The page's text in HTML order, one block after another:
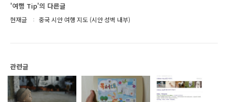
'여행 Tip'의 다른글
현재글 중국 시안 여행 지도 (시안 성벽 내부)
관련글